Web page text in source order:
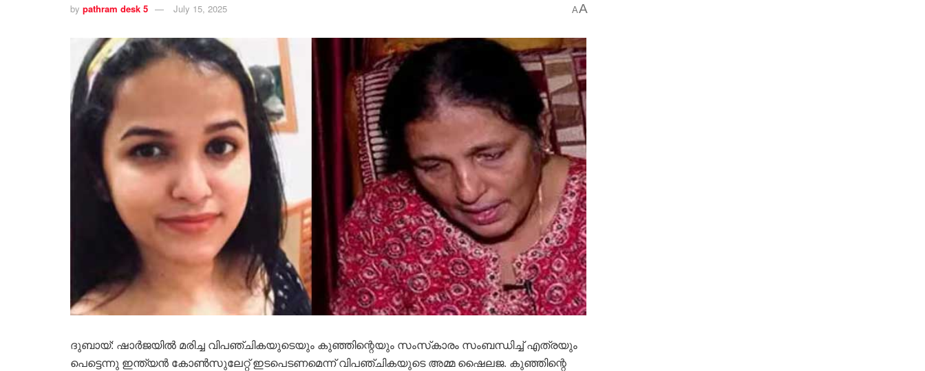
by pathram desk 5 July 15, 2025 AA
ദുബായ്: ഷാർജയിൽ മരിച്ച വിപഞ്ചികയുടെയും കുഞ്ഞിന്റെയും സംസ്‌കാരം സംബന്ധിച്ച് എത്രയും
പെട്ടെന്നു ഇന്ത്യൻ കോൺസുലേറ്റ് ഇടപെടണമെന്ന് വിപഞ്ചികയുടെ അമ്മ ഷൈലജ. കുഞ്ഞിന്റെ